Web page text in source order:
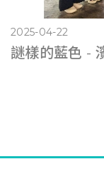
2025-04-22
謎樣的藍色 -